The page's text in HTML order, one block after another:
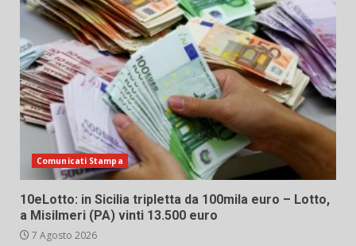
Comunicati Stampa
10eLotto: in Sicilia tripletta da 100mila euro – Lotto,
a Misilmeri (PA) vinti 13.500 euro
7 Agosto 2026